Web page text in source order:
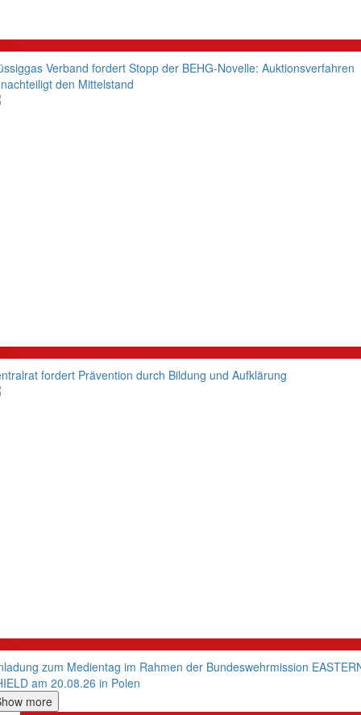
Verband fordert Stopp der BEHG-Novelle: Auktionsverfahren
den Mittelstand
fordert Prävention durch Bildung und Aufklärung
zum Medientag im Rahmen der Bundeswehrmission
am 20.08.26 in Polen
more